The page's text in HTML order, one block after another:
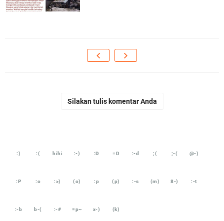
Silakan tulis komentar Anda
:) :( hihi :-) :D =D :-d ;( ;-( @-)
:P :o :>) (o) :p (p) :-s (m) 8-) :-t
:-b b-( :-# =p~ x-) (k)